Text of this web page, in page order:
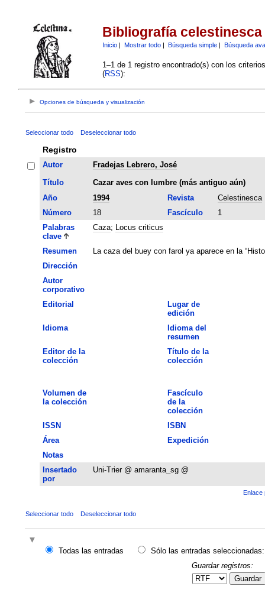
Bibliografía celestinesca
Inicio| Mostrar todo| Búsqueda simple| Búsqueda
1–1 de 1 registro encontrado(s) con los
(RSS):
Opciones de búsqueda y visualización
Seleccionar todo Deseleccionar todo
Registro
Autor
Fradejas Lebrero, José
Título
Cazar aves con lumbre (más antiguo aún)
Año
1994 Revista
Celestinesca
Número
18 Fascículo
1
Palabras
clave
Caza; Locus criticus
Resumen
La caza del buey con farol ya aparece en la
Dirección
Autor
corporativo
Editorial
Lugar de
edición
Idioma
Idioma del
resumen
Editor de la
colección
Título de la
colección
Volumen de
la colección
Fascículo
de la
colección
ISSN
ISBN
Área
Expedición
Notas
Insertado
por
Uni-Trier @ amaranta_sg @
Enlace
Seleccionar todo Deseleccionar todo
Todas las entradas
Sólo las entradas seleccionadas:
Guardar registros:
Guardar